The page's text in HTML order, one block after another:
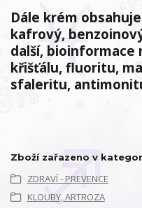
Dále krém
kafrový,
další, bioinformace
křišťálu, fluoritu,
sfaleritu,
Zboží zařazeno v
ZDRAVÍ - PREVENCE
KLOUBY, ARTROZA